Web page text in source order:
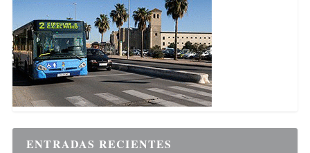
ENTRADAS RECIENTES